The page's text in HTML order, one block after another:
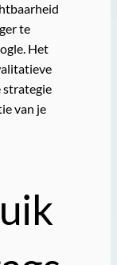
te
Het
strategie
van je